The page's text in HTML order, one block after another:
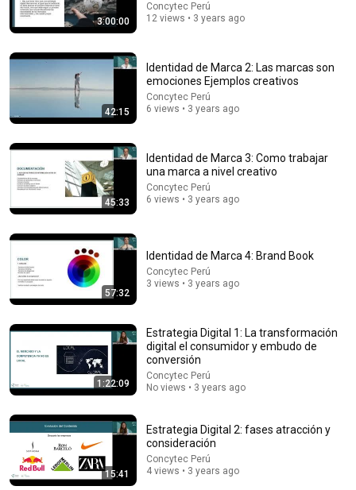
Я БОЛЬШЕ НЕ ЖДАЛА ｜ Рассказ, который трогает
до глубины души. Очень сильная история ｜ Аудио
рассказ
Душевный Мир Историй
48K views
Heavy Rain and Thunder Sounds for Sleeping - Black
Screen | Deep Sleep Sounds to Relax Mind
Deep Sleep Rain
22K views
3:00:00
Concytec Perú
12 views • 3 years ago
42:15
Identidad de Marca 2: Las marcas son
emociones Ejemplos creativos
Concytec Perú
6 views • 3 years ago
45:33
Identidad de Marca 3: Como trabajar
una marca a nivel creativo
Concytec Perú
6 views • 3 years ago
57:32
Identidad de Marca 4: Brand Book
Concytec Perú
3 views • 3 years ago
1:22:09
Estrategia Digital 1: La transformación
digital el consumidor y embudo de
conversión
Concytec Perú
No views • 3 years ago
15:41
Estrategia Digital 2: fases atracción y
consideración
Concytec Perú
4 views • 3 years ago